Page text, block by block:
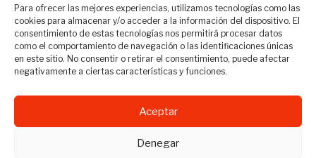
Para ofrecer las mejores experiencias, utilizamos tecnologías como las
cookies para almacenar y/o acceder a la información del dispositivo. El
consentimiento de estas tecnologías nos permitirá procesar datos
como el comportamiento de navegación o las identificaciones únicas
en este sitio. No consentir o retirar el consentimiento, puede afectar
negativamente a ciertas características y funciones.
Aceptar
Denegar
Revista Travel Manager © 2012 - 2026
Todos los derechos reservados.